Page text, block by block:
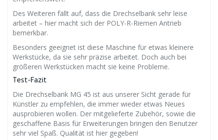
Des Weiteren fällt auf, dass die Drechselbank sehr leise
arbeitet – hier macht sich der POLY-R-Riemen Antrieb
bemerkbar.
Besonders geeignet ist diese Maschine für etwas kleinere
Werkstücke, da sie sehr präzise arbeitet. Doch auch bei
größeren Werkstücken macht sie keine Probleme.
Test-Fazit
Die Drechselbank MG 45 ist aus unserer Sicht gerade für
Künstler zu empfehlen, die immer wieder etwas Neues
ausprobieren wollen. Der mitgelieferte Zubehör, sowie die
geschaffene Basis für Erweiterungen bringen den Benutzer
sehr viel Spaß. Qualität ist hier gegeben!